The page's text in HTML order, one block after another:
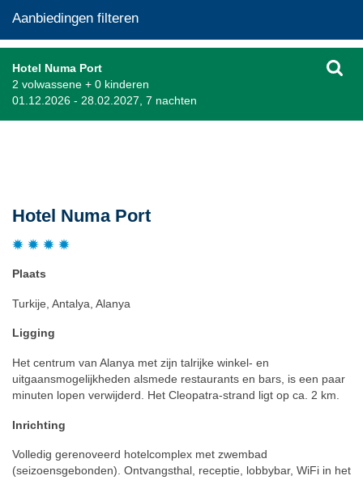
Aanbiedingen filteren
Hotel Numa Port
2 volwassene + 0 kinderen
01.12.2026 - 28.02.2027, 7 nachten
Hotel Numa Port
Plaats
Turkije, Antalya, Alanya
Ligging
Het centrum van Alanya met zijn talrijke winkel- en
uitgaansmogelijkheden alsmede restaurants en bars, is een paar
minuten lopen verwijderd. Het Cleopatra-strand ligt op ca. 2 km.
Inrichting
Volledig gerenoveerd hotelcomplex met zwembad
(seizoensgebonden). Ontvangsthal, receptie, lobbybar, WiFi in het